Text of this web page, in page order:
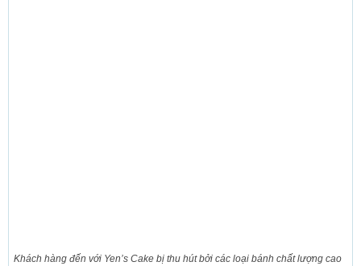
Khách hàng đến với Yen’s Cake bị thu hút bởi các loại bánh chất lượng cao